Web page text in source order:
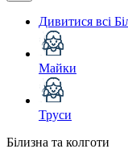
Дивитися всі
Майки
Труси
Білизна та колготи